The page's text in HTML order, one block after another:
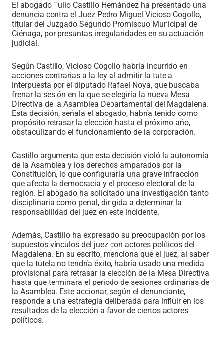
El abogado Tulio Castillo Hernández ha presentado una
denuncia contra el Juez Pedro Miguel Vicioso Cogollo,
titular del Juzgado Segundo Promiscuo Municipal de
Ciénaga, por presuntas irregularidades en su actuación
judicial.
Según Castillo, Vicioso Cogollo habría incurrido en
acciones contrarias a la ley al admitir la tutela
interpuesta por el diputado Rafael Noya, que buscaba
frenar la sesión en la que se elegiría la nueva Mesa
Directiva de la Asamblea Departamental del Magdalena.
Esta decisión, señala el abogado, habría tenido como
propósito retrasar la elección hasta el próximo año,
obstaculizando el funcionamiento de la corporación.
Castillo argumenta que esta decisión violó la autonomía
de la Asamblea y los derechos amparados por la
Constitución, lo que configuraría una grave infracción
que afecta la democracia y el proceso electoral de la
región. El abogado ha solicitado una investigación tanto
disciplinaria como penal, dirigida a determinar la
responsabilidad del juez en este incidente.
Además, Castillo ha expresado su preocupación por los
supuestos vínculos del juez con actores políticos del
Magdalena. En su escrito, menciona que el juez, al saber
que la tutela no tendría éxito, habría usado una medida
provisional para retrasar la elección de la Mesa Directiva
hasta que terminara el periodo de sesiones ordinarias de
la Asamblea. Este accionar, según el denunciante,
responde a una estrategia deliberada para influir en los
resultados de la elección a favor de ciertos actores
políticos.